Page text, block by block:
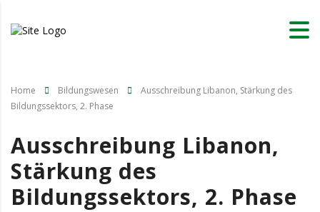
Home Bildungswesen
Ausschreibung Libanon, Stärkung des
Bildungssektors, 2. Phase
Ausschreibung Libanon,
Stärkung des
Bildungssektors, 2. Phase